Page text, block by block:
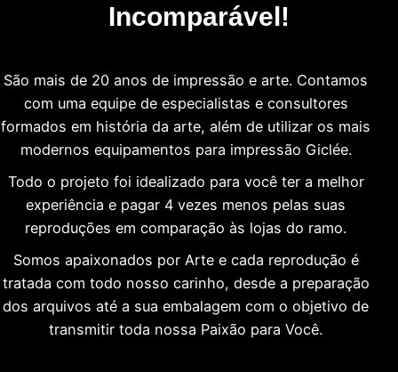
Incomparável!
São mais de 20 anos de impressão e arte. Contamos
com uma equipe de especialistas e consultores
formados em história da arte, além de utilizar os mais
modernos equipamentos para impressão Giclée.
Todo o projeto foi idealizado para você ter a melhor
experiência e pagar 4 vezes menos pelas suas
reproduções em comparação às lojas do ramo.
Somos apaixonados por Arte e cada reprodução é
tratada com todo nosso carinho, desde a preparação
dos arquivos até a sua embalagem com o objetivo de
transmitir toda nossa Paixão para Você.